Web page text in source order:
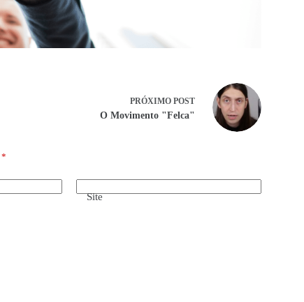
PRÓXIMO POST
O Movimento "Felca"
*
Site